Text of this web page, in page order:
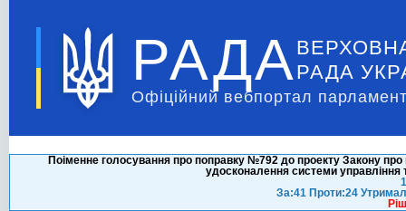
РАДА РАДА
Офіційний вебпортал
Поіменне голосування про поправку №792 до проекту Закону
удосконалення системи управління
За:41 Проти:24